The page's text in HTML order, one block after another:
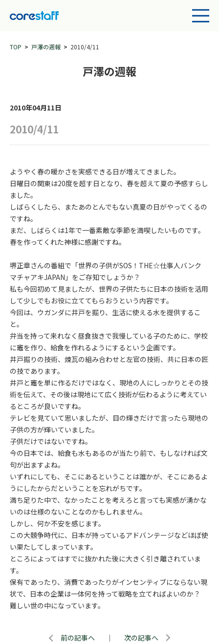
TOP 戸澤の週報 2010/4/11
戸澤の週報
2010年04月11日
2010/4/11
ようやく春の暖かさを実感できる日が増えてきました。
日曜日の関東は20度を超す日となり、春を超えて夏の予感すらし
ました。
しばらくしたら、またあのとんでもない真夏の日がやってくるの
ですね。
まだ、しばらくは1年で一番素敵な季節を満喫したいものです。
春を作ってくれた神様に感謝ですね。
堺正章さんの番組で「世界の子供がSOS！THE☆仕事人バンク
マチャアキJAPAN」をご存知でしょうか？
私も今回初めて見ましたが、世界の子供たちに日本の技術を活用
して少しでもお役に立ててもらおうという内容です。
今回は、ウガンダに井戸を掘り、生活に使える水を提供するこ
と。
弁当を持って来れなく昼食抜きで我慢している子のために、学校
に竈を作り、給食を作れるようにするという企画です。
井戸掘りの技術、煉瓦の組み合わせと左官の技術、共に日本の匠
の技であります。
井戸と竈を単に作るだけではなく、現地の人にしっかりとその技
術を伝えて、その後は現地にて広く技術が伝わるように考えてい
るところが良いですね。
テレビを見ていて思いましたが、目の輝きだけで言ったら現地の
子供の方が輝いていました。
子供だけではないですね。
今の日本では、給食も水もあるのが当たり前で、もしなければ文
句が出ますよね。
いずれにしても、そこにあるということは誰かが、そこにあるよ
うにしたからだということを忘れがちです。
満ち足りた中で、なかったことを考えろと言っても実感が湧かな
いのは仕様のないことなのかもしれません。
しかし、何か不安を感じます。
この大競争時代に、日本が持っているアドバンテージなどほぼ使
い果たしてしまっています。
ところによってはすでに抜かれた後に大きく引き離されていま
す。
保有であったり、消費であったりがインセンティブにならない現
状で、日本の企業は一体何を持って戦略を立てればよいのか？
難しい世の中になっています。
前の記事へ ｜ 次の記事へ